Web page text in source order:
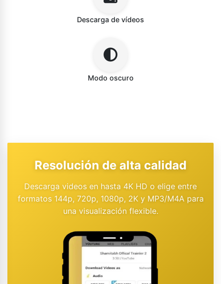
Descarga de vídeos
Modo oscuro
Resolución de alta calidad
Descarga videos en hasta 4K HD o elige entre
formatos 144p, 720p, 1080p, 2K y MP3/M4A para
una visualización flexible.